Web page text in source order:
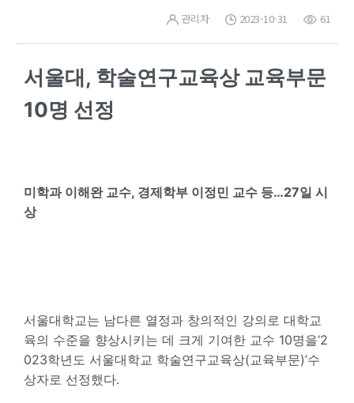
관리자 2023-10-31 61
서울대, 학술연구교육상 교육부문
10명 선정
미학과 이해완 교수, 경제학부 이정민 교수 등…27일 시
상
서울대학교는 남다른 열정과 창의적인 강의로 대학교
육의 수준을 향상시키는 데 크게 기여한 교수 10명을‘2
023학년도 서울대학교 학술연구교육상(교육부문)’수
상자로 선정했다.